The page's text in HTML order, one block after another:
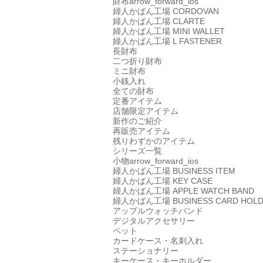
婦人かばん工場 CORDOVAN
婦人かばん工場 CLARTE
婦人かばん工場 MINI WALLET
婦人かばん工場 L FASTENER
長財布
二つ折り財布
ミニ財布
小銭入れ
全ての財布
定番アイテム
店舗限定アイテム
新作のご紹介
再販売アイテム
残りわずかのアイテム
シリーズ一覧
小物arrow_forward_ios
婦人かばん工場 BUSINESS ITEM
婦人かばん工場 KEY CASE
婦人かばん工場 APPLE WATCH BAND
婦人かばん工場 BUSINESS CARD
アップルウォッチバンド
デジタルアクセサリー
ペット
カードケース・名刺入れ
ステーショナリー
キーケース・キーホルダー